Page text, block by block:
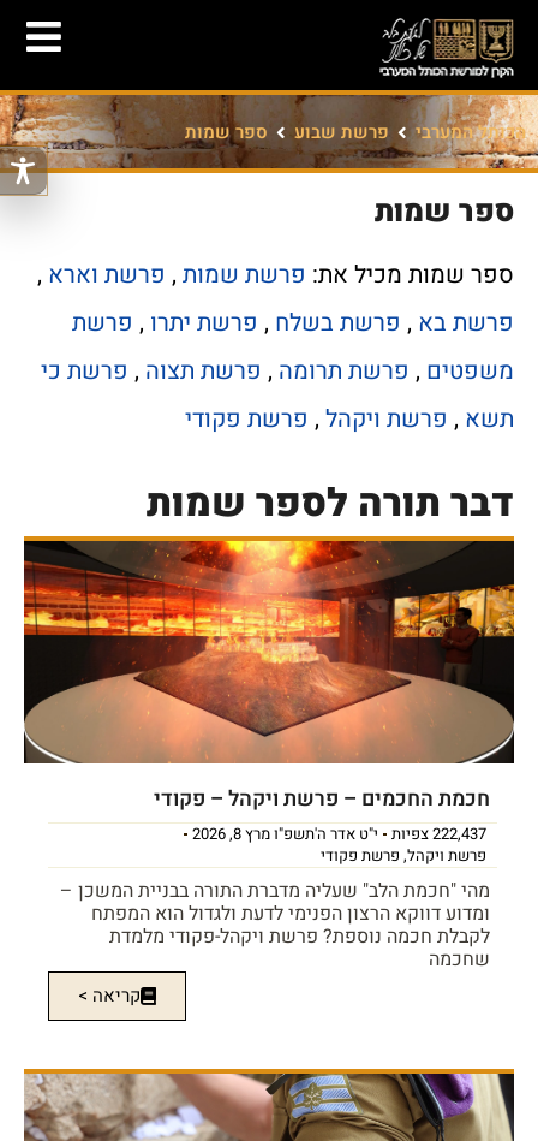
הכותל המערבי פרשת שבוע ספר שמות
ספר שמות
ספר שמות מכיל את: פרשת שמות , פרשת וארא ,
פרשת בא , פרשת בשלח , פרשת יתרו , פרשת
משפטים , פרשת תרומה , פרשת תצוה , פרשת כי
תשא , פרשת ויקהל , פרשת פקודי
דבר תורה לספר שמות
חכמת החכמים – פרשת ויקהל – פקודי
222,437 צפיות
י"ט אדר ה'תשפ"ו מרץ 8, 2026
פרשת ויקהל, פרשת פקודי
מהי "חכמת הלב" שעליה מדברת התורה בבניית המשכן –
ומדוע דווקא הרצון הפנימי לדעת ולגדול הוא המפתח
לקבלת חכמה נוספת? פרשת ויקהל-פקודי מלמדת
שחכמה
קריאה >